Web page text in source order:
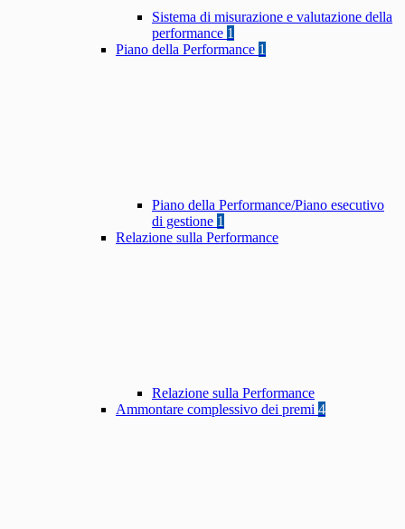
Sistema di misurazione e valutazione della
performance 1
Piano della Performance 1
Piano della Performance/Piano esecutivo
di gestione 1
Relazione sulla Performance
Relazione sulla Performance
Ammontare complessivo dei premi 4